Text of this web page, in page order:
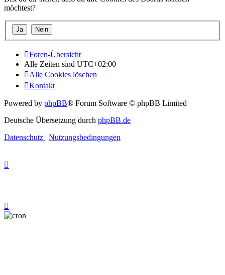
möchtest?
Foren-Übersicht
Alle Zeiten sind UTC+02:00
Alle Cookies löschen
Kontakt
Powered by phpBB® Forum Software © phpBB Limited
Deutsche Übersetzung durch phpBB.de
Datenschutz | Nutzungsbedingungen